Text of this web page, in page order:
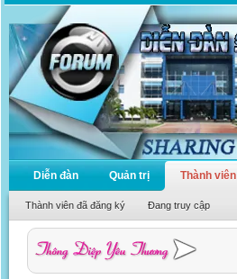
Diễn đàn Quản trị Thành viên
Thành viên đã đăng ký Đang truy cập